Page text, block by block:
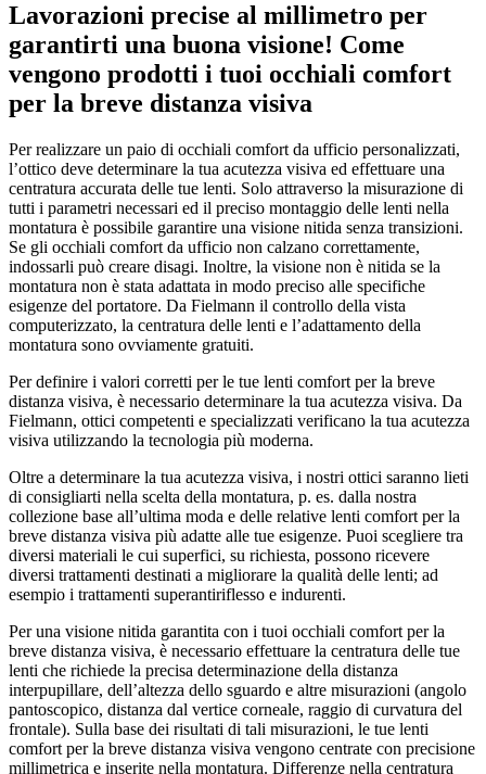
Lavorazioni precise al millimetro per
garantirti una buona visione! Come
vengono prodotti i tuoi occhiali comfort
per la breve distanza visiva
Per realizzare un paio di occhiali comfort da ufficio personalizzati,
l’ottico deve determinare la tua acutezza visiva ed effettuare una
centratura accurata delle tue lenti. Solo attraverso la misurazione di
tutti i parametri necessari ed il preciso montaggio delle lenti nella
montatura è possibile garantire una visione nitida senza transizioni.
Se gli occhiali comfort da ufficio non calzano correttamente,
indossarli può creare disagi. Inoltre, la visione non è nitida se la
montatura non è stata adattata in modo preciso alle specifiche
esigenze del portatore. Da Fielmann il controllo della vista
computerizzato, la centratura delle lenti e l’adattamento della
montatura sono ovviamente gratuiti.
Per definire i valori corretti per le tue lenti comfort per la breve
distanza visiva, è necessario determinare la tua acutezza visiva. Da
Fielmann, ottici competenti e specializzati verificano la tua acutezza
visiva utilizzando la tecnologia più moderna.
Oltre a determinare la tua acutezza visiva, i nostri ottici saranno lieti
di consigliarti nella scelta della montatura, p. es. dalla nostra
collezione base all’ultima moda e delle relative lenti comfort per la
breve distanza visiva più adatte alle tue esigenze. Puoi scegliere tra
diversi materiali le cui superfici, su richiesta, possono ricevere
diversi trattamenti destinati a migliorare la qualità delle lenti; ad
esempio i trattamenti superantiriflesso e indurenti.
Per una visione nitida garantita con i tuoi occhiali comfort per la
breve distanza visiva, è necessario effettuare la centratura delle tue
lenti che richiede la precisa determinazione della distanza
interpupillare, dell’altezza dello sguardo e altre misurazioni (angolo
pantoscopico, distanza dal vertice corneale, raggio di curvatura del
frontale). Sulla base dei risultati di tali misurazioni, le tue lenti
comfort per la breve distanza visiva vengono centrate con precisione
millimetrica e inserite nella montatura. Differenze nella centratura